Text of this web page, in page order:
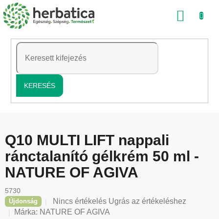
Ugrás
a
tartalomhoz
KERESÉS
Q10 MULTI LIFT nappali
ránctalanító gélkrém 50 ml -
NATURE OF AGIVA
5730
Újdonság
A
termék
Nincs értékelés Ugrás az értékeléshez
Márka: NATURE OF AGIVA